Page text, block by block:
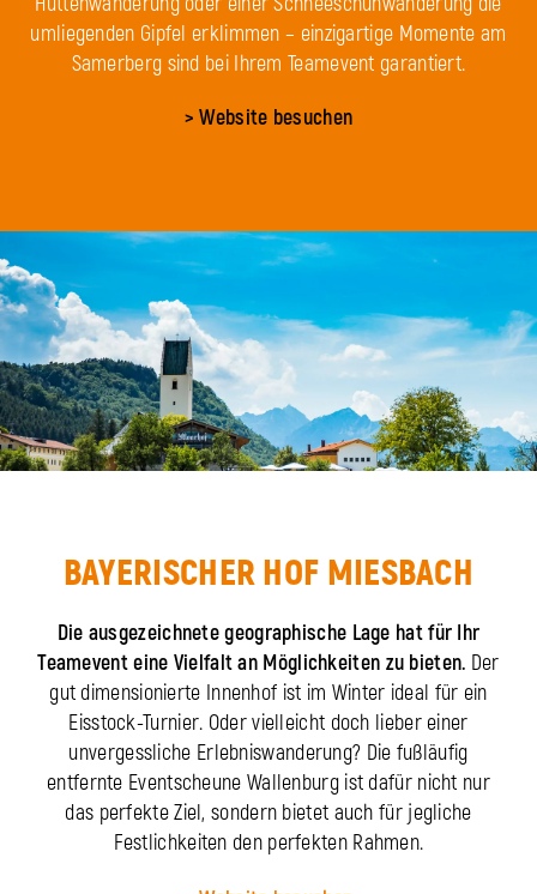
umliegenden Gipfel erklimmen – einzigartige Momente am
Samerberg sind bei Ihrem Teamevent garantiert.
> Website besuchen
BAYERISCHER HOF MIESBACH
Die ausgezeichnete geographische Lage hat für Ihr
Teamevent eine Vielfalt an Möglichkeiten zu bieten. Der
gut dimensionierte Innenhof ist im Winter ideal für ein
Eisstock-Turnier. Oder vielleicht doch lieber einer
unvergessliche Erlebniswanderung? Die fußläufig
entfernte Eventscheune Wallenburg ist dafür nicht nur
das perfekte Ziel, sondern bietet auch für jegliche
Festlichkeiten den perfekten Rahmen.